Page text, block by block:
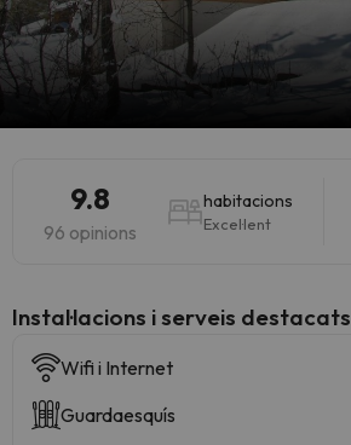
9.8
96 opinions
habitacions
Excel·lent
Instal·lacions i serveis destacats
Wifi i Internet
Guardaesquís